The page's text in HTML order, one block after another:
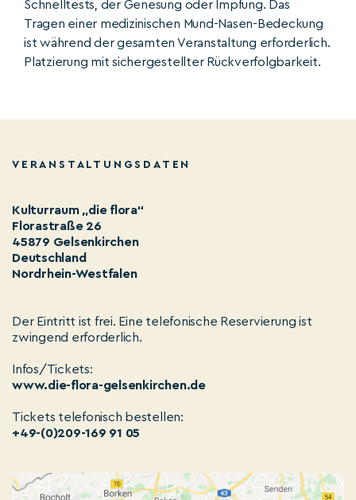
Schnelltests, der Genesung oder Impfung. Das
Tragen einer medizinischen Mund-Nasen-Bedeckung
ist während der gesamten Veranstaltung erforderlich.
Platzierung mit sichergestellter Rückverfolgbarkeit.
VERANSTALTUNGSDATEN
Kulturraum „die flora“
Florastraße 26
45879 Gelsenkirchen
Deutschland
Nordrhein-Westfalen
Der Eintritt ist frei. Eine telefonische Reservierung ist
zwingend erforderlich.
Infos/Tickets:
www.die-flora-gelsenkirchen.de
Tickets telefonisch bestellen:
+49-(0)209-169 91 05